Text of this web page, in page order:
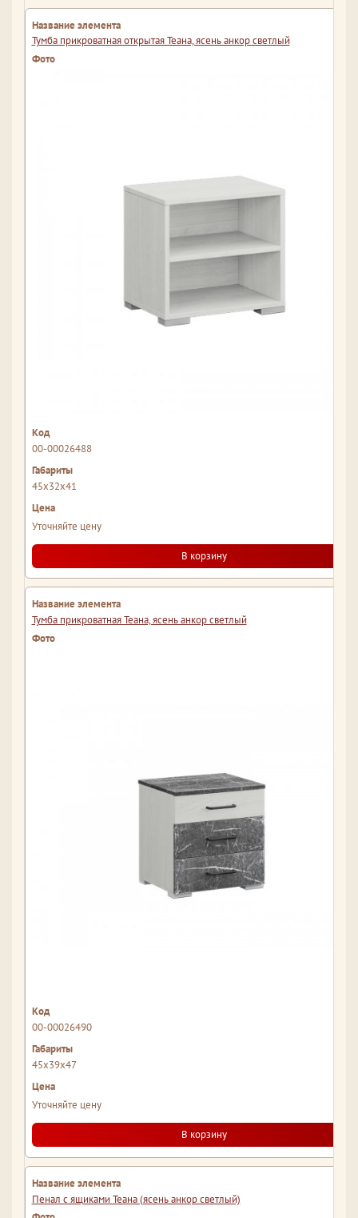
Тумба прикроватная открытая Теана, ясень анкор светлый
00-00026488
45x32x41
Уточняйте цену
В корзину
Тумба прикроватная Теана, ясень анкор светлый
00-00026490
45x39x47
Уточняйте цену
В корзину
Пенал с ящиками Теана (ясень анкор светлый)